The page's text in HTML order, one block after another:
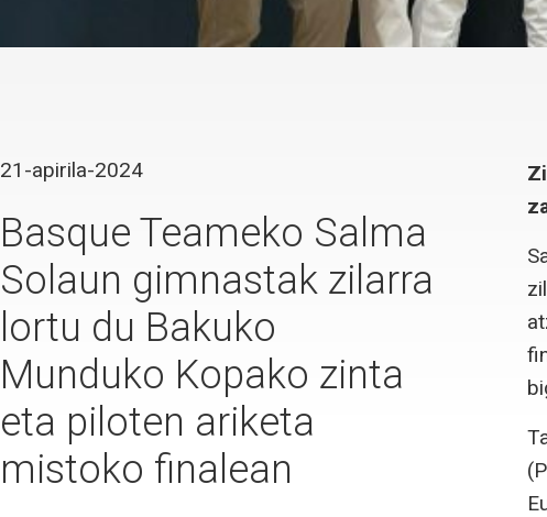
21-apirila-2024
Basque Teameko Salma
Solaun gimnastak zilarra
lortu du Bakuko
Munduko Kopako zinta
eta piloten ariketa
mistoko finalean